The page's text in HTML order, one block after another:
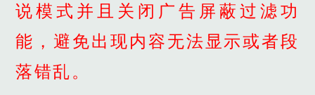
说模式并且关闭广告屏蔽过滤功
能，避免出现内容无法显示或者段
落错乱。